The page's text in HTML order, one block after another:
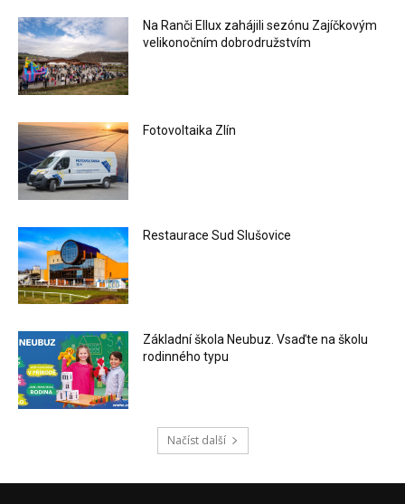
Na Ranči Ellux zahájili sezónu Zajíčkovým
velikonočním dobrodružstvím
Fotovoltaika Zlín
Restaurace Sud Slušovice
Základní škola Neubuz. Vsaďte na školu
rodinného typu
Načíst další